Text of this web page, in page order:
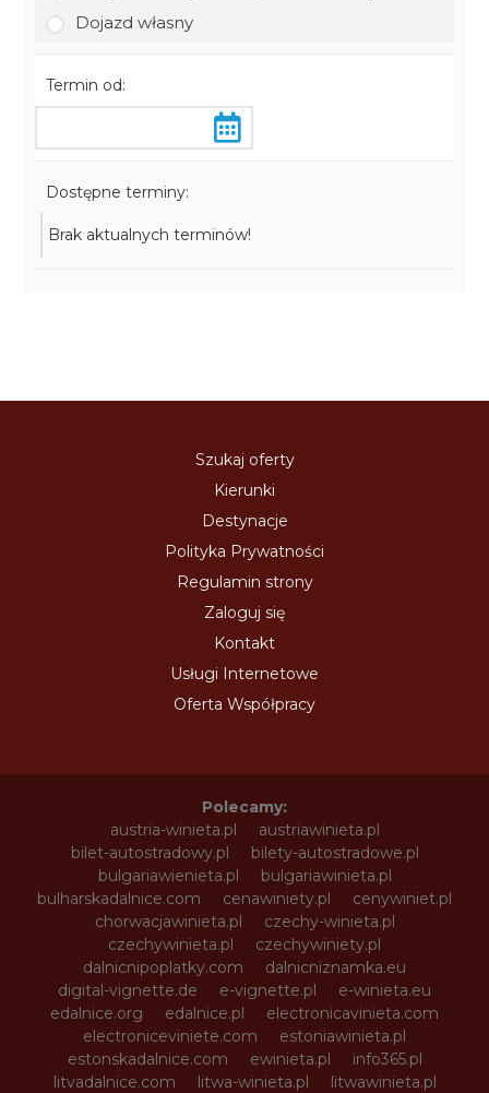
Dojazd własny
Termin od:
Dostępne terminy:
Brak aktualnych terminów!
Szukaj oferty
Kierunki
Destynacje
Polityka Prywatności
Regulamin strony
Zaloguj się
Kontakt
Usługi Internetowe
Oferta Współpracy
Polecamy:
austria-winieta.pl
austriawinieta.pl
bilet-autostradowy.pl
bilety-autostradowe.pl
bulgariawienieta.pl
bulgariawinieta.pl
bulharskadalnice.com
cenawiniety.pl
cenywiniet.pl
chorwacjawinieta.pl
czechy-winieta.pl
czechywinieta.pl
czechywiniety.pl
dalnicnipoplatky.com
dalnicniznamka.eu
digital-vignette.de
e-vignette.pl
e-winieta.eu
edalnice.org
edalnice.pl
electronicavinieta.com
electroniceviniete.com
estoniawinieta.pl
estonskadalnice.com
ewinieta.pl
info365.pl
litvadalnice.com
litwa-winieta.pl
litwawinieta.pl